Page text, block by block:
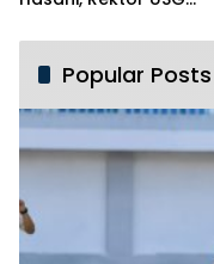
Beasiswa
Popular Posts